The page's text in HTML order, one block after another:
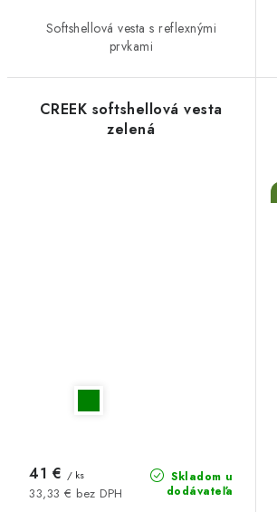
Softshellová vesta s reflexnými
prvkami
CREEK softshellová vesta
zelená
Skladom u
dodávateľa
33,33 € bez DPH
41 € / ks